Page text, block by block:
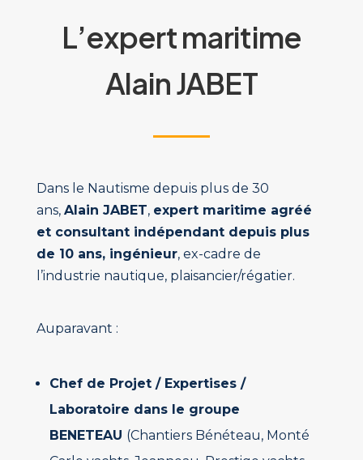
L’expert maritime
Alain JABET
Dans le Nautisme depuis plus de 30
ans, Alain JABET, expert maritime agréé
et consultant indépendant depuis plus
de 10 ans, ingénieur, ex-cadre de
l’industrie nautique, plaisancier/régatier.
Auparavant :
Chef de Projet / Expertises /
Laboratoire dans le groupe
BENETEAU (Chantiers Bénéteau, Monté